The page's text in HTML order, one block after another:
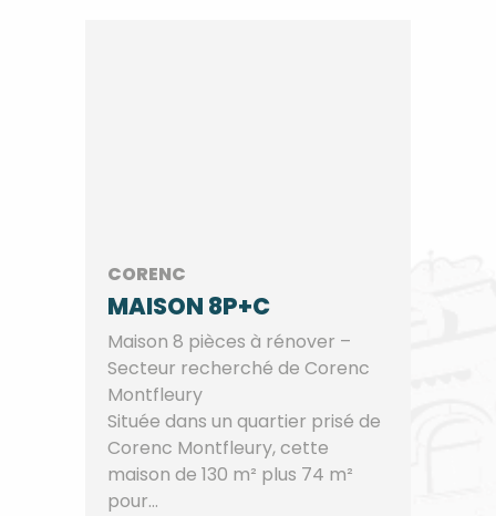
CORENC
MAISON 8P+C
Maison 8 pièces à rénover –
Secteur recherché de Corenc
Montfleury
Située dans un quartier prisé de
Corenc Montfleury, cette
maison de 130 m² plus 74 m²
pour...